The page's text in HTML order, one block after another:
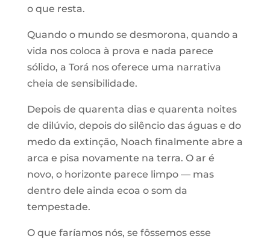
o que resta.
Quando o mundo se desmorona, quando a
vida nos coloca à prova e nada parece
sólido, a Torá nos oferece uma narrativa
cheia de sensibilidade.
Depois de quarenta dias e quarenta noites
de dilúvio, depois do silêncio das águas e do
medo da extinção, Noach finalmente abre a
arca e pisa novamente na terra. O ar é
novo, o horizonte parece limpo — mas
dentro dele ainda ecoa o som da
tempestade.
O que faríamos nós, se fôssemos esse